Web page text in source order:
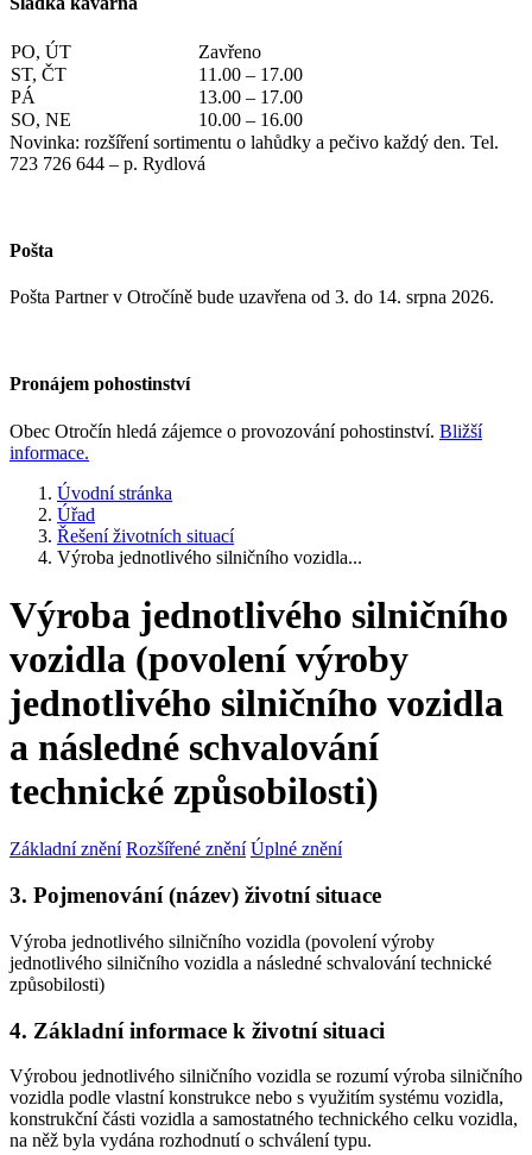
PO, ÚT
Zavřeno
ST, ČT
11.00 – 17.00
PÁ
13.00 – 17.00
SO, NE
10.00 – 16.00
Novinka: rozšíření sortimentu o lahůdky a pečivo každý den. Tel.
723 726 644 – p. Rydlová
Pošta
Pošta Partner v Otročíně bude uzavřena od 3. do 14. srpna 2026.
Pronájem pohostinství
Obec Otročín hledá zájemce o provozování pohostinství. Bližší
informace.
Úvodní stránka
Úřad
Řešení životních situací
Výroba jednotlivého silničního vozidla...
Výroba jednotlivého silničního
vozidla (povolení výroby
jednotlivého silničního vozidla
a následné schvalování
technické způsobilosti)
Základní znění Rozšířené znění Úplné znění
3. Pojmenování (název) životní situace
Výroba jednotlivého silničního vozidla (povolení výroby
jednotlivého silničního vozidla a následné schvalování technické
způsobilosti)
4. Základní informace k životní situaci
Výrobou jednotlivého silničního vozidla se rozumí výroba silničního
vozidla podle vlastní konstrukce nebo s využitím systému vozidla,
konstrukční části vozidla a samostatného technického celku vozidla,
na něž byla vydána rozhodnutí o schválení typu.